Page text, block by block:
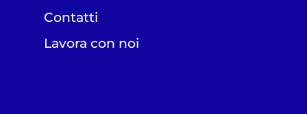
Contatti
Lavora con noi